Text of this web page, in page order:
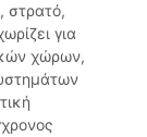
στρατό,
για
χώρων,